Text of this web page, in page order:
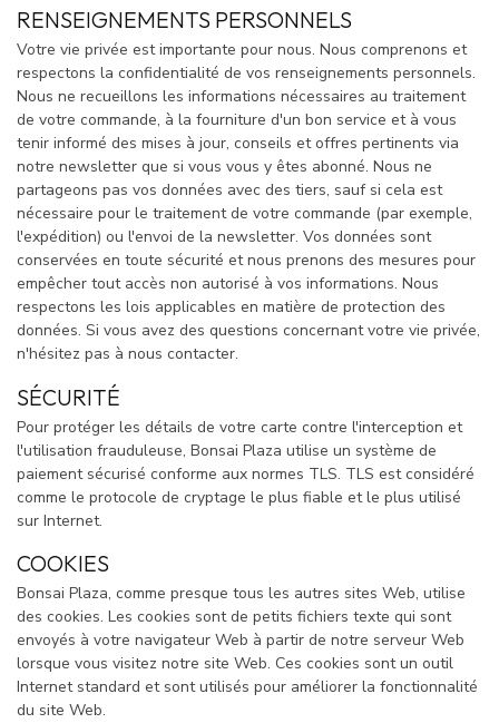
RENSEIGNEMENTS PERSONNELS
Votre vie privée est importante pour nous. Nous comprenons et
respectons la confidentialité de vos renseignements personnels.
Nous ne recueillons les informations nécessaires au traitement
de votre commande, à la fourniture d'un bon service et à vous
tenir informé des mises à jour, conseils et offres pertinents via
notre newsletter que si vous vous y êtes abonné. Nous ne
partageons pas vos données avec des tiers, sauf si cela est
nécessaire pour le traitement de votre commande (par exemple,
l'expédition) ou l'envoi de la newsletter. Vos données sont
conservées en toute sécurité et nous prenons des mesures pour
empêcher tout accès non autorisé à vos informations. Nous
respectons les lois applicables en matière de protection des
données. Si vous avez des questions concernant votre vie privée,
n'hésitez pas à nous contacter.
SÉCURITÉ
Pour protéger les détails de votre carte contre l'interception et
l'utilisation frauduleuse, Bonsai Plaza utilise un système de
paiement sécurisé conforme aux normes TLS. TLS est considéré
comme le protocole de cryptage le plus fiable et le plus utilisé
sur Internet.
COOKIES
Bonsai Plaza, comme presque tous les autres sites Web, utilise
des cookies. Les cookies sont de petits fichiers texte qui sont
envoyés à votre navigateur Web à partir de notre serveur Web
lorsque vous visitez notre site Web. Ces cookies sont un outil
Internet standard et sont utilisés pour améliorer la fonctionnalité
du site Web.